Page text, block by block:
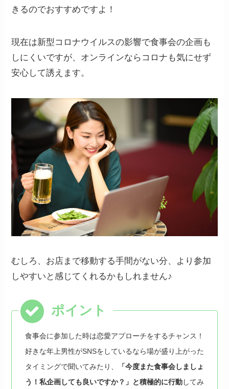
きるのでおすすめですよ！
現在は新型コロナウイルスの影響で食事会の企画も
しにくいですが、オンラインならコロナも気にせず
安心して誘えます。
むしろ、お店まで移動する手間がない分、より参加
しやすいと感じてくれるかもしれません♪
食事会に参加した時は恋愛アプローチをするチャンス！
好きな年上男性がSNSをしているなら場が盛り上がった
タイミングで聞いてみたり、
「今度また食事会しましょ
う！私企画しても良いですか？」と積極的に行動してみ